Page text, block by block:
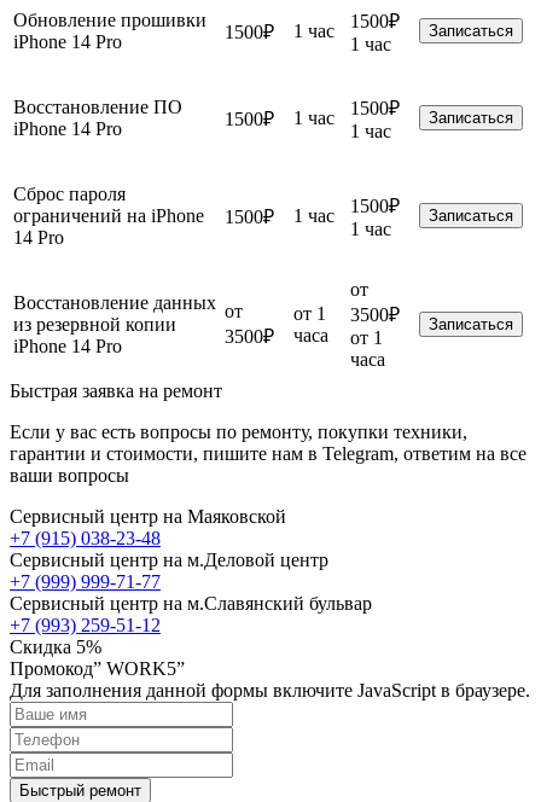
Обновление прошивки
iPhone 14 Pro
1500₽ 1 час
1500₽
1 час
Записаться
Восстановление ПО
iPhone 14 Pro
1500₽ 1 час
1500₽
1 час
Записаться
Сброс пароля
ограничений на iPhone
14 Pro
1500₽ 1 час
1500₽
1 час
Записаться
Восстановление данных
из резервной копии
iPhone 14 Pro
от
3500₽
от 1
часа
от
3500₽
от 1
часа
Записаться
Быстрая заявка на ремонт
Если у вас есть вопросы по ремонту, покупки техники,
гарантии и стоимости, пишите нам в Telegram, ответим на все
ваши вопросы
Сервисный центр на Маяковской
+7 (915) 038-23-48
Сервисный центр на м.Деловой центр
+7 (999) 999-71-77
Сервисный центр на м.Славянский бульвар
+7 (993) 259-51-12
Скидка 5%
Промокод” WORK5”
Для заполнения данной формы включите JavaScript в браузере.
Быстрый ремонт